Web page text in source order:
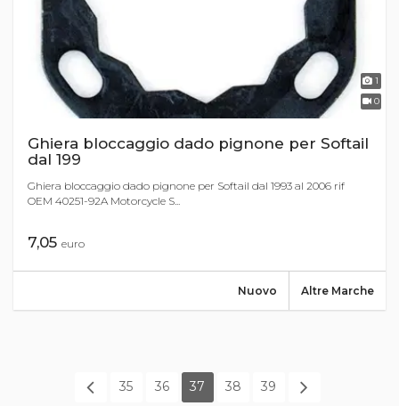
1
0
Ghiera bloccaggio dado pignone per Softail
dal 199
Ghiera bloccaggio dado pignone per Softail dal 1993 al 2006 rif
OEM 40251-92A Motorcycle S...
7,05 euro
Altre Marche
Nuovo
35 36 37 38 39